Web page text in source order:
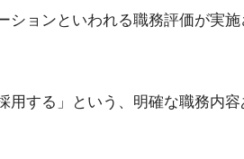
ョンといわれる職務評価が実
する」という、明確な職務内